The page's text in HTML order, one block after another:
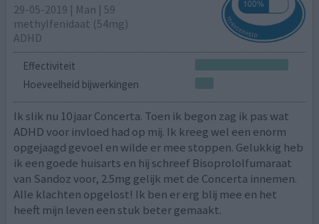
29-05-2019 | Man | 59
methylfenidaat (54mg)
ADHD
Effectiviteit
Hoeveelheid bijwerkingen
Ik slik nu 10 jaar Concerta. Toen ik begon zag ik pas wat
ADHD voor invloed had op mij. Ik kreeg wel een enorm
opgejaagd gevoel en wilde er mee stoppen. Gelukkig heb
ik een goede huisarts en hij schreef Bisoprololfumaraat
van Sandoz voor, 2.5mg gelijk met de Concerta innemen.
Alle klachten opgelost! Ik ben er erg blij mee en het
heeft mijn leven een stuk beter gemaakt.